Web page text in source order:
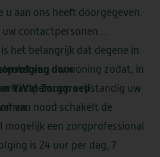
u aan ons heeft doorgegeven.
contactpersonen
het belangrijk dat degene in
van uw woning zodat, in
zelfstandig uw
door
ViVa! Zorggroep
van nood schakelt de
mogelijk een zorgprofessional
is 24 uur per dag, 7